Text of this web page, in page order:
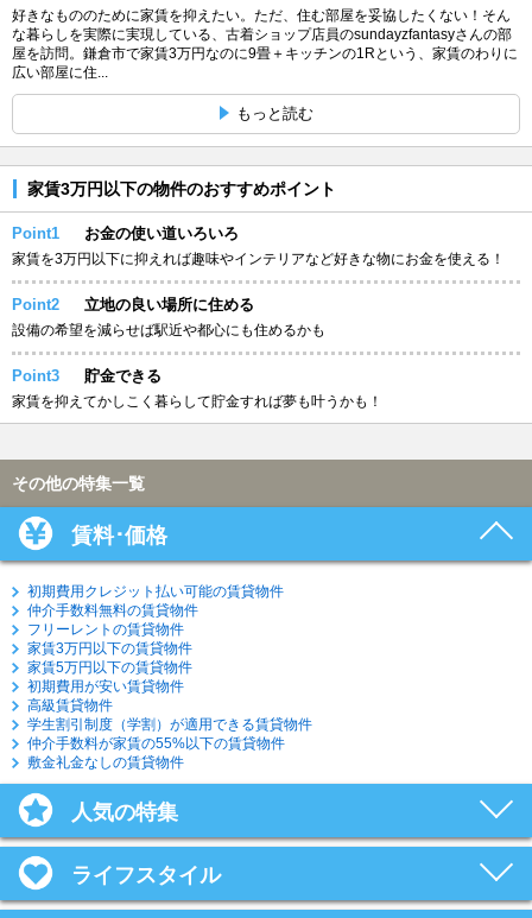
好きなもののために家賃を抑えたい。ただ、住む部屋を妥協したくない！そん
な暮らしを実際に実現している、古着ショップ店員のsundayzfantasyさんの部
屋を訪問。鎌倉市で家賃3万円なのに9畳＋キッチンの1Rという、家賃のわりに
広い部屋に住...
もっと読む
家賃3万円以下の物件のおすすめポイント
Point1 お金の使い道いろいろ
家賃を3万円以下に抑えれば趣味やインテリアなど好きな物にお金を使える！
Point2 立地の良い場所に住める
設備の希望を減らせば駅近や都心にも住めるかも
Point3 貯金できる
家賃を抑えてかしこく暮らして貯金すれば夢も叶うかも！
その他の特集一覧
賃料･価格
初期費用クレジット払い可能の賃貸物件
仲介手数料無料の賃貸物件
フリーレントの賃貸物件
家賃3万円以下の賃貸物件
家賃5万円以下の賃貸物件
初期費用が安い賃貸物件
高級賃貸物件
学生割引制度（学割）が適用できる賃貸物件
仲介手数料が家賃の55%以下の賃貸物件
敷金礼金なしの賃貸物件
人気の特集
ライフスタイル